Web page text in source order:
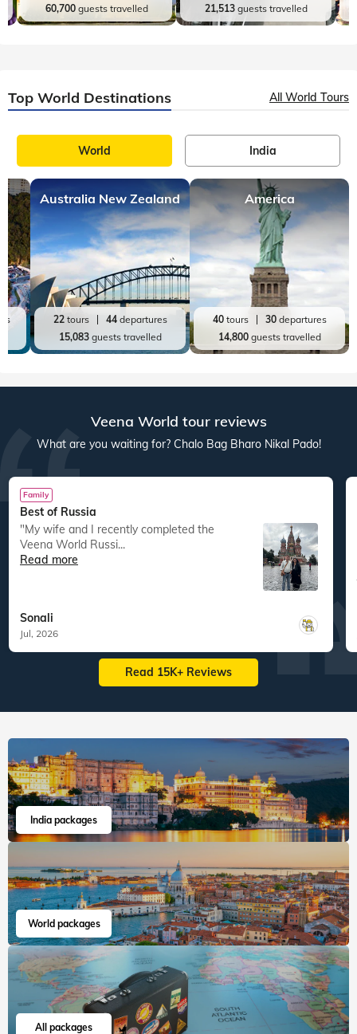
60,700guests travelled
21,513guests travelled
Top World Destinations All World Tours
World India
Australia New Zealand
22tours 44departures
15,083guests travelled
America
40tours 30departures
14,800guests travelled
Veena World tour reviews
What are you waiting for? Chalo Bag Bharo Nikal Pado!
Family
Best of Russia
"My wife and I recently completed the
Veena World Russi...
Read more
Sonali
Jul, 2026
Read 15K+ Reviews
India packages
World packages
All packages